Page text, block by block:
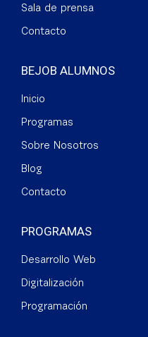
Sala de prensa
Contacto
BEJOB ALUMNOS
Inicio
Programas
Sobre Nosotros
Blog
Contacto
PROGRAMAS
Desarrollo Web
Digitalización
Programación